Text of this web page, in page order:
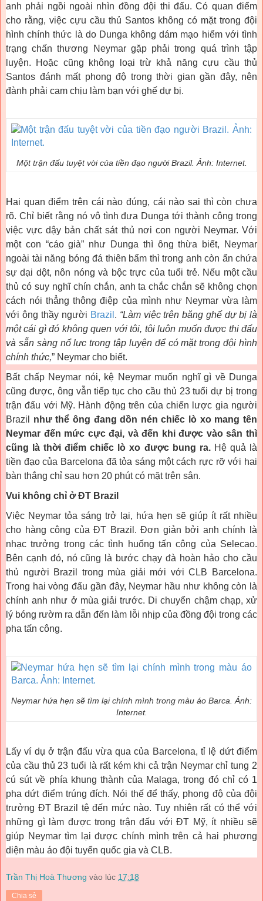
anh phải ngồi ngoài nhìn đồng đội thi đấu. Có quan điểm
cho rằng, việc cựu cầu thủ Santos không có mặt trong đội
hình chính thức là do Dunga không dám mạo hiểm với tình
trạng chấn thương Neymar gặp phải trong quá trình tập
luyện. Hoặc cũng không loại trừ khả năng cựu cầu thủ
Santos đánh mất phong độ trong thời gian gần đây, nên
đành phải cam chịu làm bạn với ghế dự bị.
Một trận đấu tuyệt vời của tiền đạo người Brazil. Ảnh: Internet.
Hai quan điểm trên cái nào đúng, cái nào sai thì còn chưa
rõ. Chỉ biết rằng nó vô tình đưa Dunga tới thành công trong
việc vực dậy bản chất sát thủ nơi con người Neymar. Với
một con “cáo già” như Dunga thì ông thừa biết, Neymar
ngoài tài năng bóng đá thiên bẩm thì trong anh còn ẩn chứa
sự dại dột, nôn nóng và bộc trực của tuổi trẻ. Nếu một cầu
thủ có suy nghĩ chín chắn, anh ta chắc chắn sẽ không chọn
cách nói thẳng thông điệp của mình như Neymar vừa làm
với ông thầy người Brazil . “Làm việc trên băng ghế dự bị là
một cái gì đó không quen với tôi, tôi luôn muốn được thi đấu
và sẵn sàng nổ lực trong tập luyện để có mặt trong đội hình
chính thức,” Neymar cho biết.
Bất chấp Neymar nói, kệ Neymar muốn nghĩ gì về Dunga
cũng được, ông vẫn tiếp tục cho cầu thủ 23 tuổi dự bị trong
trận đấu với Mỹ. Hành động trên của chiến lược gia người
Brazil như thể ông đang dồn nén chiếc lò xo mang tên
Neymar đến mức cực đại, và đến khi được vào sân thì
cũng là thời điểm chiếc lò xo được bung ra.Hệ quả là
tiền đạo của Barcelona đã tỏa sáng một cách rực rỡ với hai
bàn thắng chỉ sau hơn 20 phút có mặt trên sân.
Vui không chỉ ở ĐT Brazil
Việc Neymar tỏa sáng trở lại, hứa hẹn sẽ giúp ít rất nhiều
cho hàng công của ĐT Brazil. Đơn giản bởi anh chính là
nhạc trưởng trong các tình huống tấn công của Selecao.
Bên cạnh đó, nó cũng là bước chạy đà hoàn hảo cho cầu
thủ người Brazil trong mùa giải mới với CLB Barcelona.
Trong hai vòng đấu gần đây, Neymar hầu như không còn là
chính anh như ở mùa giải trước. Di chuyển chậm chạp, xử
lý bóng rườm ra dẫn đến làm lỗi nhịp của đồng đội trong các
pha tấn công.
Neymar hứa hẹn sẽ tìm lại chính mình trong màu áo Barca. Ảnh:
Internet.
Lấy ví dụ ở trận đấu vừa qua của Barcelona, tỉ lệ dứt điểm
của cầu thủ 23 tuổi là rất kém khi cả trận Neymar chỉ tung 2
cú sút về phía khung thành của Malaga, trong đó chỉ có 1
pha dứt điểm trúng đích. Nói thế để thấy, phong độ của đội
trưởng ĐT Brazil tệ đến mức nào. Tuy nhiên rất có thể với
những gì làm được trong trận đấu với ĐT Mỹ, ít nhiều sẽ
giúp Neymar tìm lại được chính mình trên cả hai phương
diện màu áo đội tuyển quốc gia và CLB.
Trần Thị Hoà Thương vào lúc 17:18
Chia sẻ